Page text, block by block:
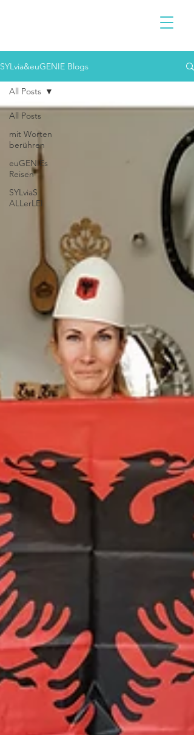
SYLvia&euGENIE Blogs
All Posts
mit Worten
berühren
euGENIEs
Reisen
SYLviaS
ALLerLEI
All Posts